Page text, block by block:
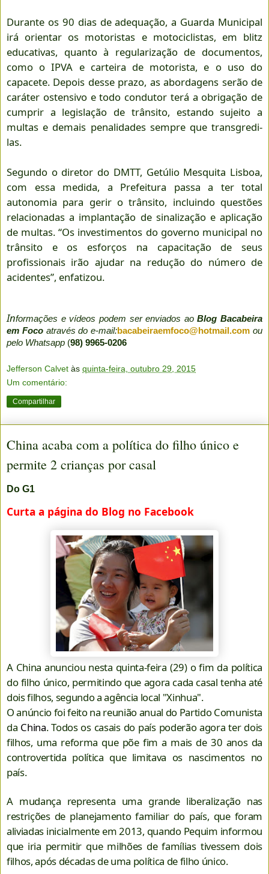
Durante os 90 dias de adequação, a Guarda Municipal
irá orientar os motoristas e motociclistas, em blitz
educativas, quanto à regularização de documentos,
como o IPVA e carteira de motorista, e o uso do
capacete. Depois desse prazo, as abordagens serão de
caráter ostensivo e todo condutor terá a obrigação de
cumprir a legislação de trânsito, estando sujeito a
multas e demais penalidades sempre que transgredi-
las.
Segundo o diretor do DMTT, Getúlio Mesquita Lisboa,
com essa medida, a Prefeitura passa a ter total
autonomia para gerir o trânsito, incluindo questões
relacionadas a implantação de sinalização e aplicação
de multas. “Os investimentos do governo municipal no
trânsito e os esforços na capacitação de seus
profissionais irão ajudar na redução do número de
acidentes”, enfatizou.
Informações e vídeos podem ser enviados aoBlog Bacabeira
em Focoatravés do e-mail:bacabeiraemfoco@hotmail.com ou
pelo Whatsapp (98) 9965-0206
Jefferson Calvet às quinta-feira, outubro 29, 2015
Um comentário:
Compartilhar
China acaba com a política do filho único e
permite 2 crianças por casal
Do G1
Curta a página do Blog no Facebook
A China anunciou nesta quinta-feira (29) o fim da política
do filho único, permitindo que agora cada casal tenha até
dois filhos, segundo a agência local "Xinhua".
O anúncio foi feito na reunião anual do Partido Comunista
da China. Todos os casais do país poderão agora ter dois
filhos, uma reforma que põe fim a mais de 30 anos da
controvertida política que limitava os nascimentos no
país.
A mudança representa uma grande liberalização nas
restrições de planejamento familiar do país, que foram
aliviadas inicialmente em 2013, quando Pequim informou
que iria permitir que milhões de famílias tivessem dois
filhos, após décadas de uma política de filho único.